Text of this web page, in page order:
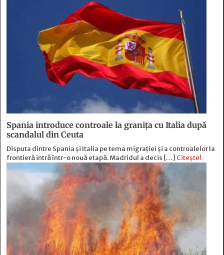
Spania introduce controale la granița cu Italia după
scandalul din Ceuta
Disputa dintre Spania și Italia pe tema migrației și a controalelor la
frontieră intră într-o nouă etapă. Madridul a decis […] Citește!